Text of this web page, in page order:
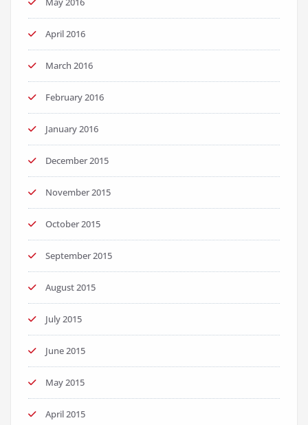
April 2016
March 2016
February 2016
January 2016
December 2015
November 2015
October 2015
September 2015
August 2015
July 2015
June 2015
May 2015
April 2015